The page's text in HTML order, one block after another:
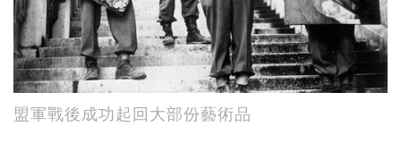
盟軍戰後成功起回大部份藝術品